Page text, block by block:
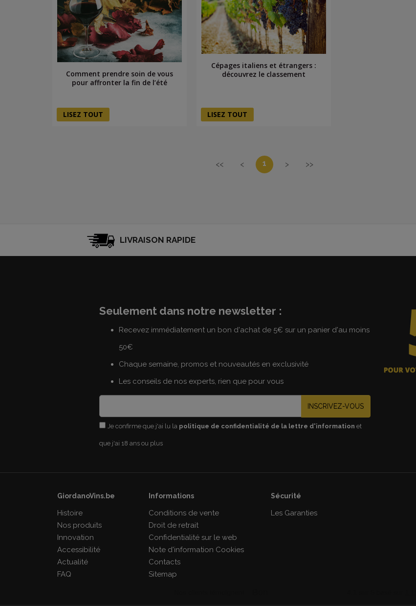
Comment prendre soin de vous
pour affronter la fin de l’été
LISEZ TOUT
Cépages italiens et étrangers :
découvrez le classement
LISEZ TOUT
<< < 1 > >>
LIVRAISON RAPIDE
Seulement dans notre newsletter :
Recevez immédiatement un bon d'achat de 5€ sur un panier d'au moins
50€
Chaque semaine, promos et nouveautés en exclusivité
Les conseils de nos experts, rien que pour vous
INSCRIVEZ-VOUS
Je confirme que j'ai lu la politique de confidentialité de la lettre d'information et
que j'ai 18 ans ou plus
GiordanoVins.be
Histoire
Nos produits
Innovation
Accessibilité
Actualité
FAQ
Informations
Conditions de vente
Droit de retrait
Confidentialité sur le web
Note d'information Cookies
Contacts
Sitemap
Sécurité
Les Garanties